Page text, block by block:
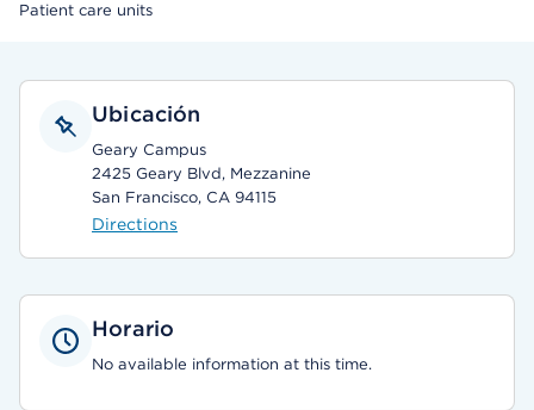
Patient care units
Ubicación
Geary Campus
2425 Geary Blvd, Mezzanine
San Francisco, CA 94115
Directions
Horario
No available information at this time.